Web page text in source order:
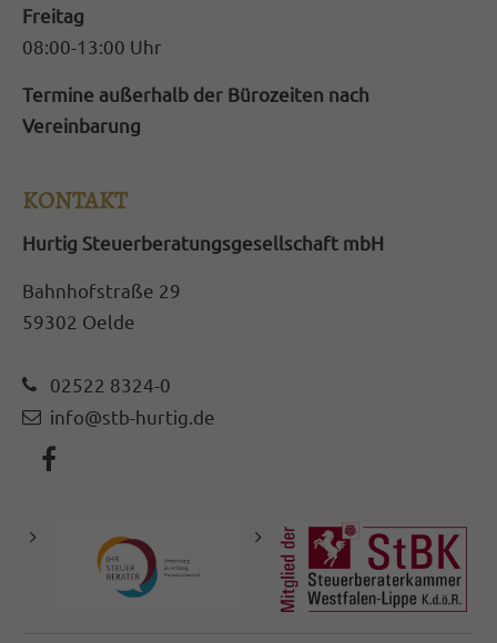
Freitag
08:00-13:00 Uhr
Termine außerhalb der Bürozeiten nach
Vereinbarung
KONTAKT
Hurtig Steuerberatungsgesellschaft mbH
Bahnhofstraße 29
59302 Oelde
02522 8324-0
info@stb-hurtig.de